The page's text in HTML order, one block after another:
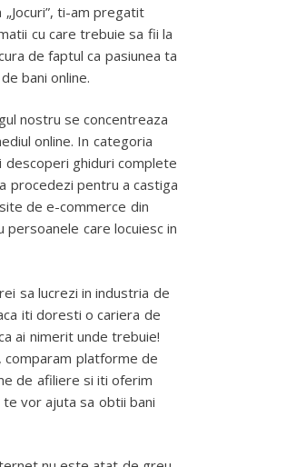
ti-am pregatit
cu care trebuie sa fii la
de faptul ca pasiunea ta
bani online.
nostru se concentreaza
online. In categoria
descoperi ghiduri complete
procedezi pentru a castiga
de e-commerce din
care locuiesc in
sa lucrezi in industria de
iti doresti o cariera de
ai nimerit unde trebuie!
comparam platforme de
de afiliere si iti oferim
vor ajuta sa obtii bani